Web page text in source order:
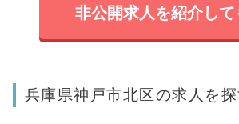
非公開求人を紹介して
兵庫県神戸市北区の求人を